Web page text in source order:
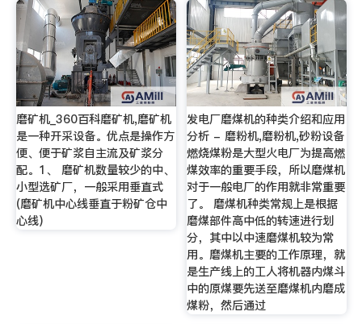
磨矿机_360百科磨矿机,磨矿机
是一种开采设备。优点是操作方
便、便于矿浆自主流及矿浆分
配。1、 磨矿机数量较少的中、
小型选矿厂，一般采用垂直式
(磨矿机中心线垂直于粉矿仓中
心线)
发电厂磨煤机的种类介绍和应用
分析 - 磨粉机,磨粉机,砂粉设备
燃烧煤粉是大型火电厂为提高燃
煤效率的重要手段，所以磨煤机
对于一般电厂的作用就非常重要
了。 磨煤机种类常规上是根据
磨煤部件高中低的转速进行划
分，其中以中速磨煤机较为常
用。磨煤机主要的工作原理，就
是生产线上的工人将机器内煤斗
中的原煤要先送至磨煤机内磨成
煤粉，然后通过